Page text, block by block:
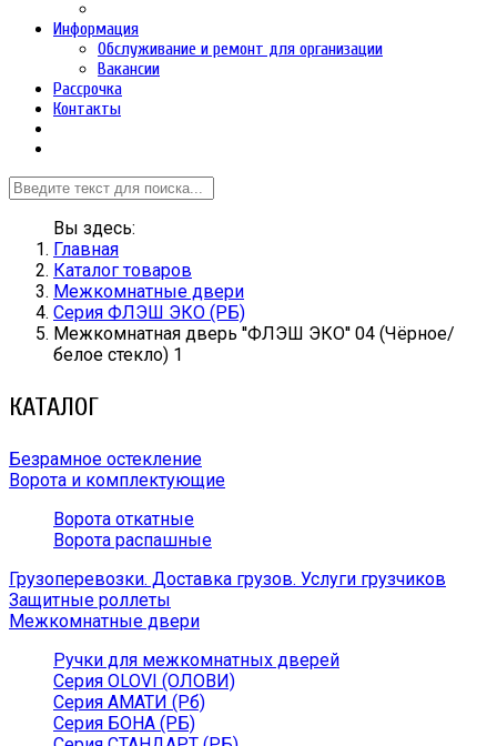
Информация
Обслуживание и ремонт для организации
Вакансии
Рассрочка
Контакты
Вы здесь:
Главная
Каталог товаров
Межкомнатные двери
Серия ФЛЭШ ЭКО (РБ)
Межкомнатная дверь ''ФЛЭШ ЭКО'' 04 (Чёрное/
белое стекло) 1
КАТАЛОГ
Безрамное остекление
Ворота и комплектующие
Ворота откатные
Ворота распашные
Грузоперевозки. Доставка грузов. Услуги грузчиков
Защитные роллеты
Межкомнатные двери
Ручки для межкомнатных дверей
Серия OLOVI (ОЛОВИ)
Серия АМАТИ (Рб)
Серия БОНА (РБ)